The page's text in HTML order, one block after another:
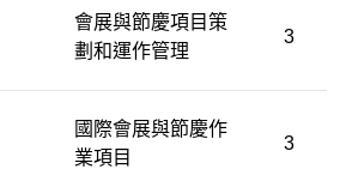
會展與節慶項目策
劃和運作管理
3
國際會展與節慶作
業項目
3